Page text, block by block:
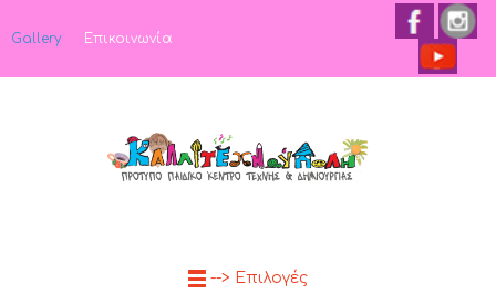
Gallery Επικοινωνία
--> Επιλογές